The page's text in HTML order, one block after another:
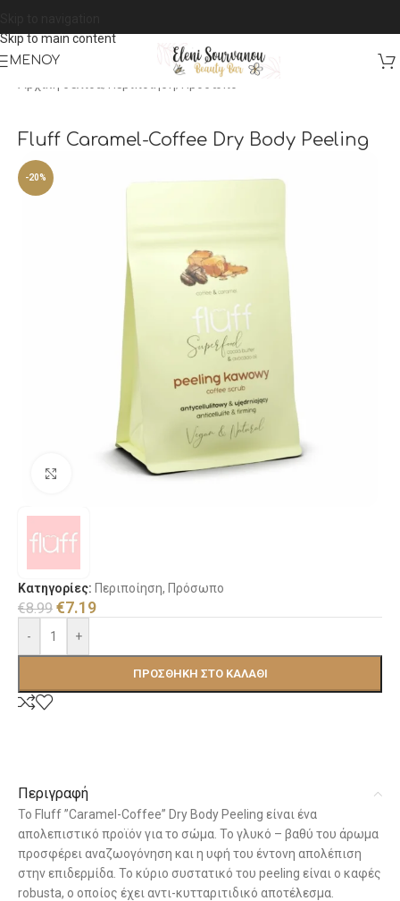
Skip to main content
ΜΕΝΟΎ
Fluff Caramel-Coffee Dry Body Peeling
-20%
Κλικ για μεγέθυνση
Κατηγορίες: Περιποίηση, Πρόσωπο
€8.99 €7.19
- +
ΠΡΟΣΘΉΚΗ ΣΤΟ ΚΑΛΆΘΙ
Περιγραφή
Το Fluff ”Caramel-Coffee” Dry Body Peeling είναι ένα
απολεπιστικό προϊόν για το σώμα. Το γλυκό – βαθύ του άρωμα
προσφέρει αναζωογόνηση και η υφή του έντονη απολέπιση
στην επιδερμίδα. Το κύριο συστατικό του peeling είναι ο καφές
robusta, ο οποίος έχει αντι-κυτταριτιδικό αποτέλεσμα.